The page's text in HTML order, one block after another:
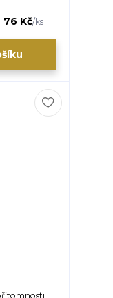
76 Kč/ks